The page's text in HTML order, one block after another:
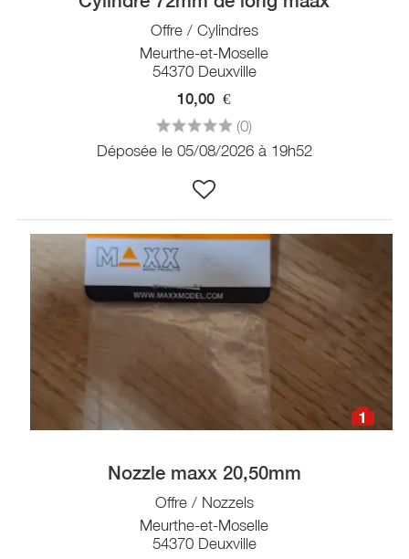
Offre / Cylindres
Meurthe-et-Moselle
54370 Deuxville
10,00 €
(0)
Déposée le 05/08/2026 à 19h52
1
Nozzle maxx 20,50mm
Offre / Nozzels
Meurthe-et-Moselle
54370 Deuxville